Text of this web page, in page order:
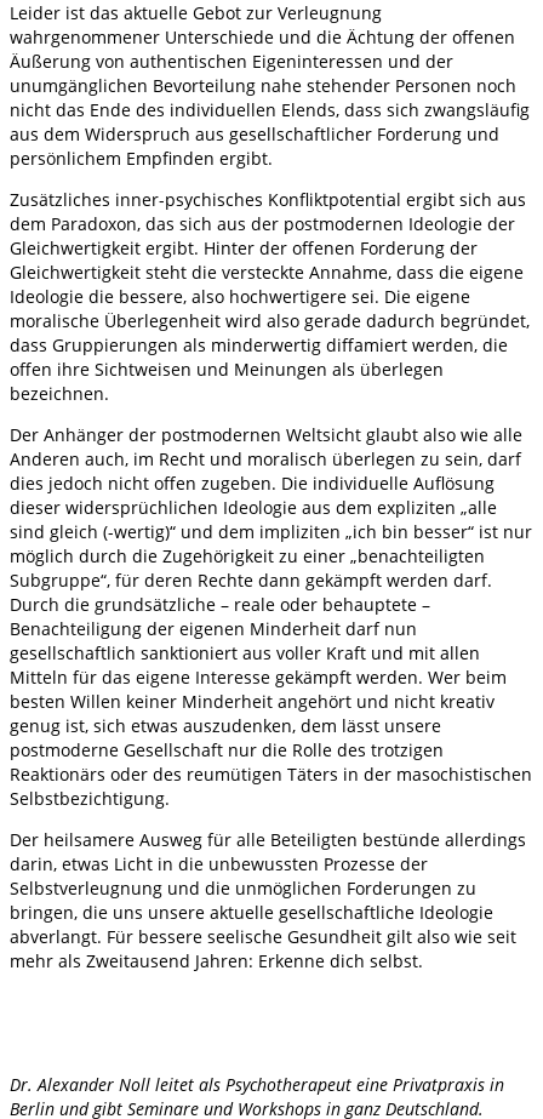
Leider ist das aktuelle Gebot zur Verleugnung
wahrgenommener Unterschiede und die Ächtung der offenen
Äußerung von authentischen Eigeninteressen und der
unumgänglichen Bevorteilung nahe stehender Personen noch
nicht das Ende des individuellen Elends, dass sich zwangsläufig
aus dem Widerspruch aus gesellschaftlicher Forderung und
persönlichem Empfinden ergibt.
Zusätzliches inner-psychisches Konfliktpotential ergibt sich aus
dem Paradoxon, das sich aus der postmodernen Ideologie der
Gleichwertigkeit ergibt. Hinter der offenen Forderung der
Gleichwertigkeit steht die versteckte Annahme, dass die eigene
Ideologie die bessere, also hochwertigere sei. Die eigene
moralische Überlegenheit wird also gerade dadurch begründet,
dass Gruppierungen als minderwertig diffamiert werden, die
offen ihre Sichtweisen und Meinungen als überlegen
bezeichnen.
Der Anhänger der postmodernen Weltsicht glaubt also wie alle
Anderen auch, im Recht und moralisch überlegen zu sein, darf
dies jedoch nicht offen zugeben. Die individuelle Auflösung
dieser widersprüchlichen Ideologie aus dem expliziten „alle
sind gleich (-wertig)“ und dem impliziten „ich bin besser“ ist nur
möglich durch die Zugehörigkeit zu einer „benachteiligten
Subgruppe“, für deren Rechte dann gekämpft werden darf.
Durch die grundsätzliche – reale oder behauptete –
Benachteiligung der eigenen Minderheit darf nun
gesellschaftlich sanktioniert aus voller Kraft und mit allen
Mitteln für das eigene Interesse gekämpft werden. Wer beim
besten Willen keiner Minderheit angehört und nicht kreativ
genug ist, sich etwas auszudenken, dem lässt unsere
postmoderne Gesellschaft nur die Rolle des trotzigen
Reaktionärs oder des reumütigen Täters in der masochistischen
Selbstbezichtigung.
Der heilsamere Ausweg für alle Beteiligten bestünde allerdings
darin, etwas Licht in die unbewussten Prozesse der
Selbstverleugnung und die unmöglichen Forderungen zu
bringen, die uns unsere aktuelle gesellschaftliche Ideologie
abverlangt. Für bessere seelische Gesundheit gilt also wie seit
mehr als Zweitausend Jahren: Erkenne dich selbst.
Dr. Alexander Noll leitet als Psychotherapeut eine Privatpraxis in
Berlin und gibt Seminare und Workshops in ganz Deutschland.